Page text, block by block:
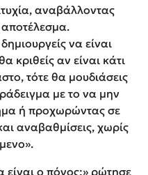
αναβάλλοντας
να είναι
κριθείς αν είναι κάτι
τότε θα μουδιάσεις
με το να μην
ή προχωρώντας σε
αναβαθμίσεις, χωρίς
ο πόνος;» ρώτησε